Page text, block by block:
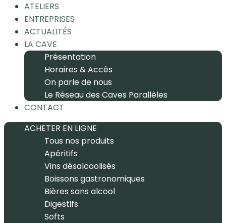
ATELIERS
ENTREPRISES
ACTUALITÉS
LA CAVE
Présentation
Horaires & Accès
On parle de nous
Le Réseau des Caves Parallèles
CONTACT
ACHETER EN LIGNE
Tous nos produits
Apéritifs
Vins désalcoolisés
Boissons gastronomiques
Bières sans alcool
Digestifs
Softs